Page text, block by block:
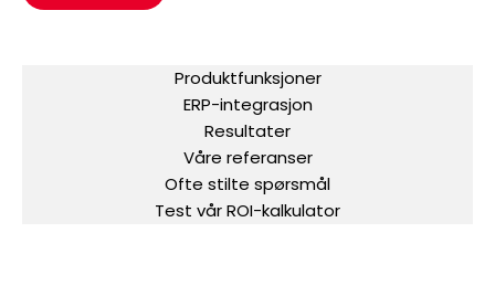
Produktfunksjoner
ERP-integrasjon
Resultater
Våre referanser
Ofte stilte spørsmål
Test vår ROI-kalkulator